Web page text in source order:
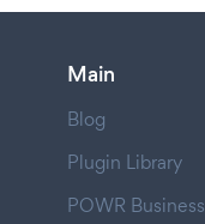
Main
Blog
Plugin Library
POWR Business